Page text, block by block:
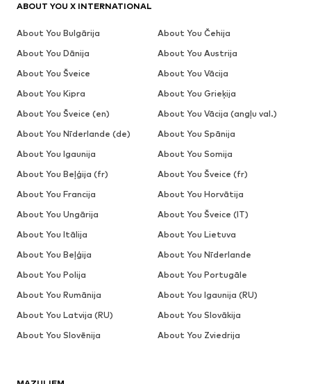
ABOUT YOU X INTERNATIONAL
About You Bulgārija
About You Čehija
About You Dānija
About You Austrija
About You Šveice
About You Vācija
About You Kipra
About You Grieķija
About You Šveice (en)
About You Vācija (angļu val.)
About You Nīderlande (de)
About You Spānija
About You Igaunija
About You Somija
About You Beļģija (fr)
About You Šveice (fr)
About You Francija
About You Horvātija
About You Ungārija
About You Šveice (IT)
About You Itālija
About You Lietuva
About You Beļģija
About You Nīderlande
About You Polija
About You Portugāle
About You Rumānija
About You Igaunija (RU)
About You Latvija (RU)
About You Slovākija
About You Slovēnija
About You Zviedrija